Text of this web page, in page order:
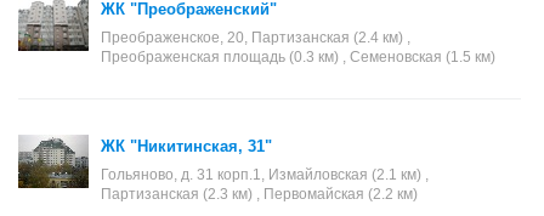
ЖК "Преображенский"
Преображенское, 20, Партизанская (2.4 км) ,
Преображенская площадь (0.3 км) , Семеновская (1.5 км)
ЖК "Никитинская, 31"
Гольяново, д. 31 корп.1, Измайловская (2.1 км) ,
Партизанская (2.3 км) , Первомайская (2.2 км)